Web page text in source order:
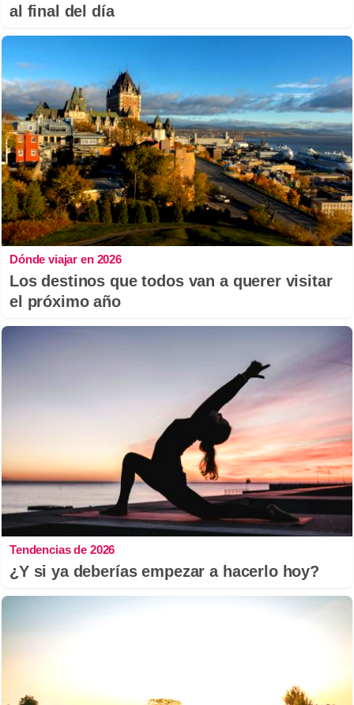
al final del día
Dónde viajar en 2026
Los destinos que todos van a querer visitar
el próximo año
Tendencias de 2026
¿Y si ya deberías empezar a hacerlo hoy?